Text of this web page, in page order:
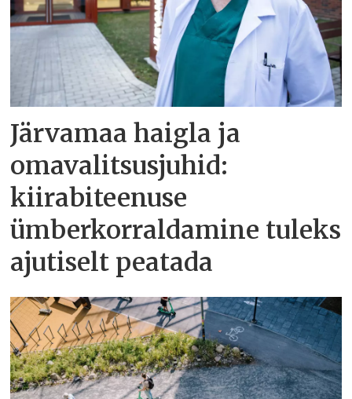
Järvamaa haigla ja
omavalitsusjuhid:
kiirabiteenuse
ümberkorraldamine tuleks
ajutiselt peatada